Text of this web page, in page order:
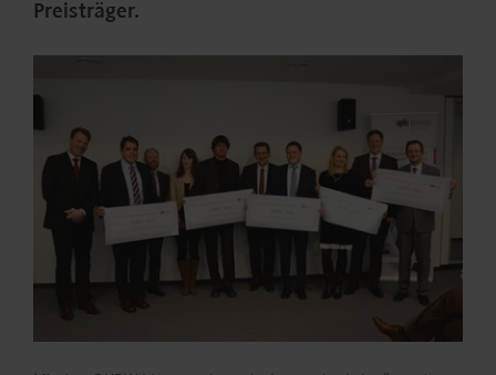
Preisträger.